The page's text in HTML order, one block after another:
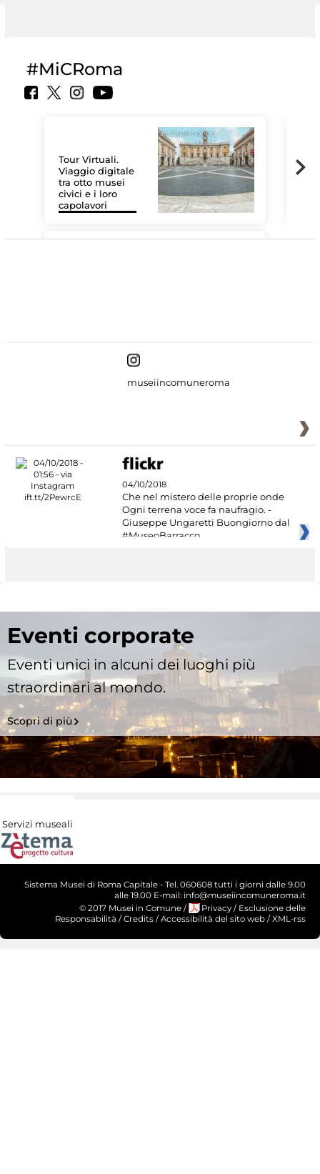
#MiCRoma
Tour Virtuali.
Viaggio digitale
tra otto musei
civici e i loro
capolavori
museiincomuneroma
04/10/2018
Che nel mistero delle proprie onde
Ogni terrena voce fa naufragio. -
Giuseppe Ungaretti Buongiorno dal
#MuseoBarracco
Eventi corporate
Eventi unici in alcuni dei luoghi più
straordinari al mondo.
Scopri di più
Servizi museali
Sistema Musei di Roma Capitale - Tel. 060608 tutti i giorni dalle 9.00
alle 19.00 E-mail: info@museiincomuneroma.it
© 2017 Musei in Comune / Privacy / Esclusione delle
Responsabilità / Credits / Accessibilità del sito web / XML-rss